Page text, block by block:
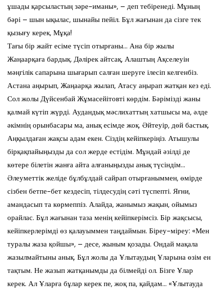
ұшады қарсыластың зәре-иманы», – деп тебіренеді. Мұның
бәрі – шын ықылас, шынайы пейіл. Бұл жағынан да сізге тек
қызығу керек, Мұқа!
Тағы бір жайт есіме түсіп отырғаны… Ана бір жылы
Жаңаарқаға бардық. Дәлірек айтсақ, Алаштың Ақселеуін
мәңгілік сапарына шығарып салған шеруге ілесіп келгенбіз.
Астана аңырып, Жаңаарқа жылап, Атасу аңырап жатқан кез еді.
Сол жолы Дүйсенбай Жұмасейітовті көрдім. Бәрімізді жаны
қалмай күтіп жүрді. Аудандық мәслихаттың хатшысы ма, әлде
әкімнің орынбасары ма, анық есімде жоқ. Әйтеуір, дөй бастық.
Аңқылдаған жақсы адам екен. Сіздің кейіпкеріңіз. Атышулы
бірқақпайыңызды да сол жерде естідім. Мұндай әзілді де
көтере білетін жанға айта алғаныңызды анық түсіндім…
Әлеуметтік желіде бұлбұлдай сайрап отырғаныммен, өмірде
сізбен бетпе-бет кездесіп, тілдесудің сәті түспепті. Яғни,
амандасып та көрмеппіз. Алайда, жанымыз жақын, ойымыз
орайлас. Бұл жағынан таза менің кейіпкерімсіз. Бір жақсысы,
кейіпкерлерімді өз қалауыммен таңдаймын. Біреу-міреу: «Мен
туралы жаза қойшы», – десе, жыным қозады. Ондай мақала
жазылмайтыны анық. Бұл жолы да Ұлытаудың Ұларына өзім ен
тақтым. Не жазып жатқанымды да білмейді ол. Бізге Ұлар
керек. Ал Ұларға бұлар керек пе, жоқ па, қайдам… «Ұлытауда